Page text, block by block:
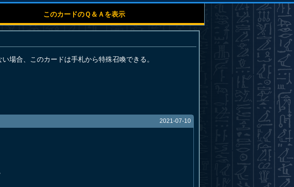
このカードのＱ＆Ａを表示
場合、このカードは手札から特殊召喚できる。
2021-07-10